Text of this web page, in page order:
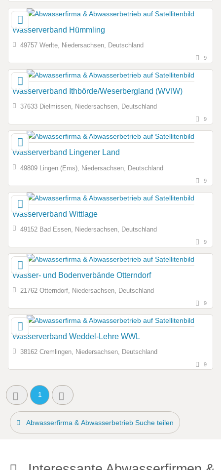
Wasserverband Hümmling
49757 Werlte, Niedersachsen, Deutschland
9
Wasserverband Ithbörde/Weserbergland (WVIW)
37633 Dielmissen, Niedersachsen, Deutschland
9
Wasserverband Lingener Land
49809 Lingen (Ems), Niedersachsen, Deutschland
9
Wasserverband Wittlage
49152 Bad Essen, Niedersachsen, Deutschland
9
Wasser- und Bodenverbände Otterndorf
21762 Otterndorf, Niedersachsen, Deutschland
9
Wasserverband Weddel-Lehre WWL
38162 Cremlingen, Niedersachsen, Deutschland
9
1
Abwasserfirma & Abwasserbetrieb Suche teilen